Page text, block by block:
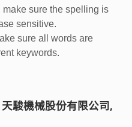
make sure the spelling is
sensitive.
sure all words are
keywords.
駿機械股份有限公司,